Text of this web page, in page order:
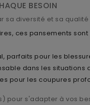
BESOIN
sa diversité et sa qualité
ces pansements
parfaits pour les
dans les situations
pour les coupures
pour s'adapter à vos